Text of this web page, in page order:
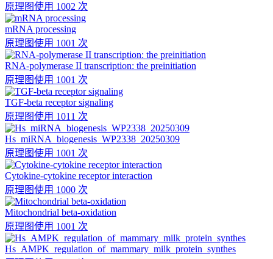
原理图使用 1002 次
mRNA processing
原理图使用 1001 次
RNA-polymerase II transcription: the preinitiation
原理图使用 1001 次
TGF-beta receptor signaling
原理图使用 1011 次
Hs_miRNA_biogenesis_WP2338_20250309
原理图使用 1001 次
Cytokine-cytokine receptor interaction
原理图使用 1000 次
Mitochondrial beta-oxidation
原理图使用 1001 次
Hs_AMPK_regulation_of_mammary_milk_protein_synthes